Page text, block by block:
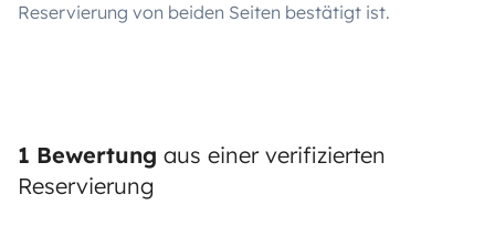
Reservierung von beiden Seiten bestätigt ist.
1 Bewertung aus einer verifizierten
Reservierung